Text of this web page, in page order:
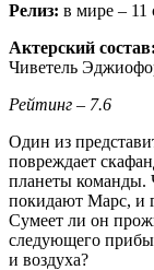
Релиз: в мире – 11
Актерский состав:
Чиветель
Рейтинг – 7.6
Один из
повреждает
планеты команды.
покидают Марс, и
Сумеет ли он
следующего
и воздуха?